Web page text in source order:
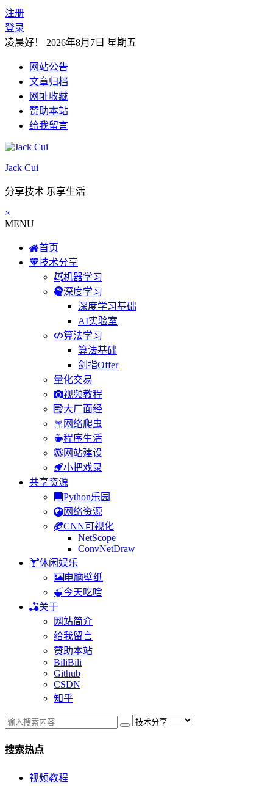
注册
登录
凌晨好！ 2026年8月7日 星期五
网站公告
文章归档
网址收藏
赞助本站
给我留言
Jack Cui
分享技术 乐享生活
×
MENU
首页
技术分享
机器学习
深度学习
深度学习基础
AI实验室
算法学习
算法基础
剑指Offer
量化交易
视频教程
大厂面经
网络爬虫
程序生活
网站建设
小把戏录
共享资源
Python乐园
网络资源
CNN可视化
NetScope
ConvNetDraw
休闲娱乐
电脑壁纸
今天吃啥
关于
网站简介
给我留言
赞助本站
BiliBili
Github
CSDN
知乎
搜索热点
视频教程